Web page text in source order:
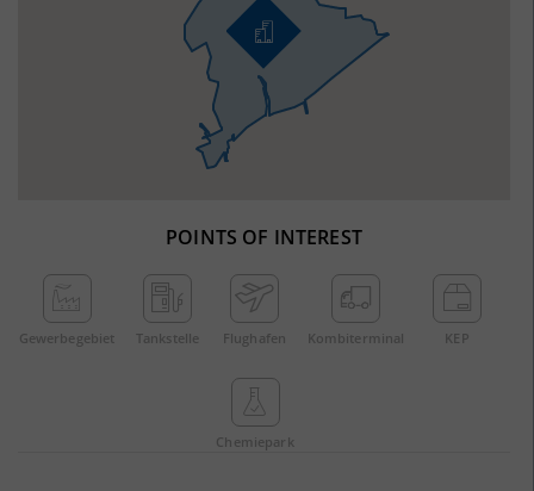
POINTS OF INTEREST
Gewerbe­gebiet Tankstelle Flughafen Kombi­terminal KEP
Chemie­park